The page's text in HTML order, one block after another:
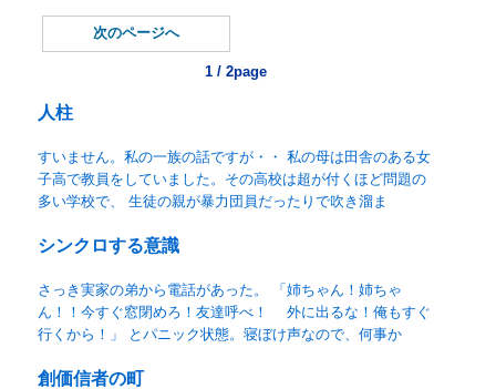
次のページへ
1 / 2page
人柱
すいません。私の一族の話ですが・・ 私の母は田舎のある女
子高で教員をしていました。その高校は超が付くほど問題の
多い学校で、 生徒の親が暴力団員だったりで吹き溜ま
シンクロする意識
さっき実家の弟から電話があった。 「姉ちゃん！姉ちゃ
ん！！今すぐ窓閉めろ！友達呼べ！ 外に出るな！俺もすぐ
行くから！」 とパニック状態。寝ぼけ声なので、何事か
創価信者の町